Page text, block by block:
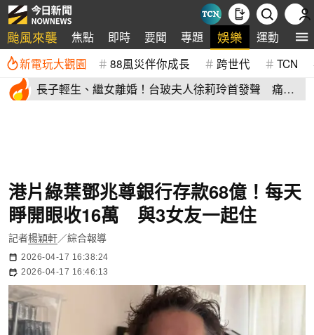
颱風來襲 焦點 即時 要聞 專題 娛樂 運動 全
新電玩大觀園 88風災伴你成長 跨世代 TCN
長子輕生、繼女離婚！台玻夫人徐莉玲首發聲 痛揭
港片綠葉鄧兆尊銀行存款68億！每天
睜開眼收16萬 與3女友一起住
記者楊穎軒／綜合報導
2026-04-17 16:38:24
2026-04-17 16:46:13